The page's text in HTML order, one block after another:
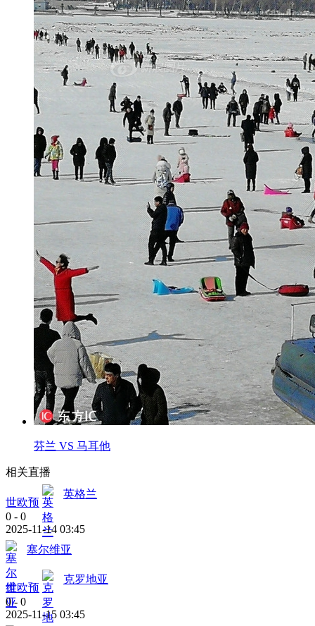
芬兰 VS 马耳他
相关直播
世欧预
英格兰
0 - 0
2025-11-14 03:45
塞尔维亚
世欧预
克罗地亚
0 - 0
2025-11-15 03:45